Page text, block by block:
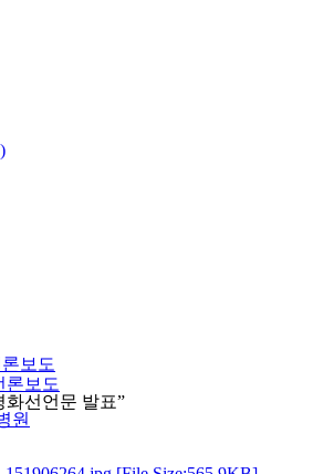
보도
론보도
화선언문 발표”
원